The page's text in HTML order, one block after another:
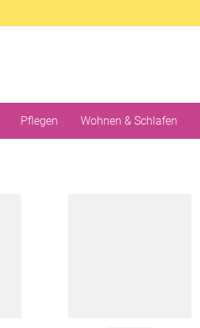
Pflegen Wohnen & Schlafen